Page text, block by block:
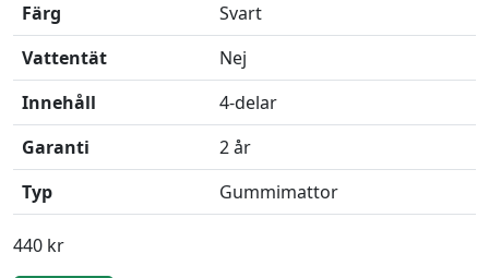
Färg
Svart
Vattentät
Nej
Innehåll
4-delar
Garanti
2 år
Typ
Gummimattor
440 kr